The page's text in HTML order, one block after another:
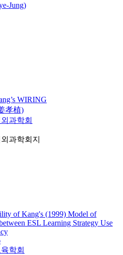
Jung)
WIRING
孝植)
과학회
과학회지
of Kang's (1999) Model of
ESL Learning Strategy Use
학회